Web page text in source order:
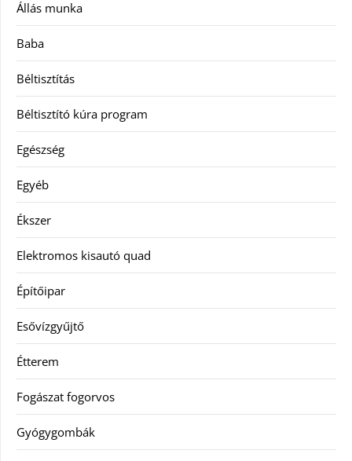
Állás munka
Baba
Béltisztítás
Béltisztító kúra program
Egészség
Egyéb
Ékszer
Elektromos kisautó quad
Építőipar
Esővízgyűjtő
Étterem
Fogászat fogorvos
Gyógygombák